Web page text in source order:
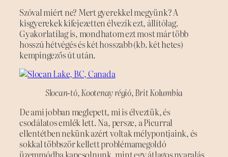
Szóval miért ne? Mert gyerekkel megyünk? A
kisgyerekek kifejezetten élvezik ezt, állítólag.
Gyakorlatilag is, mondhatom ezt most már több
hosszú hétvégés és két hosszabb (kb. két hetes)
kempingezős út után.
Slocan-tó,Kootenay régió, Brit Kolumbia
De ami jobban meglepett, mi is élveztük, és
csodálatos emlék lett. Na, persze, a Picurral
ellentétben nekünk azért voltak mélypontjaink, és
sokkal többször kellett problémamegoldó
üzemmódba kapcsolnunk, mint egy átlagos nyaralás